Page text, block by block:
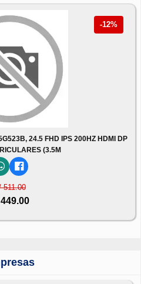
-12%
24.5 FHD IPS 200HZ HDMI DP
(3.5M
511.00